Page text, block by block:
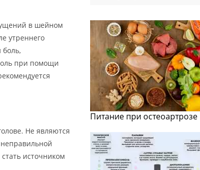
в шейном
утреннего
боль,
при помощи
Не являются
источником
Питание при остеоартрозе